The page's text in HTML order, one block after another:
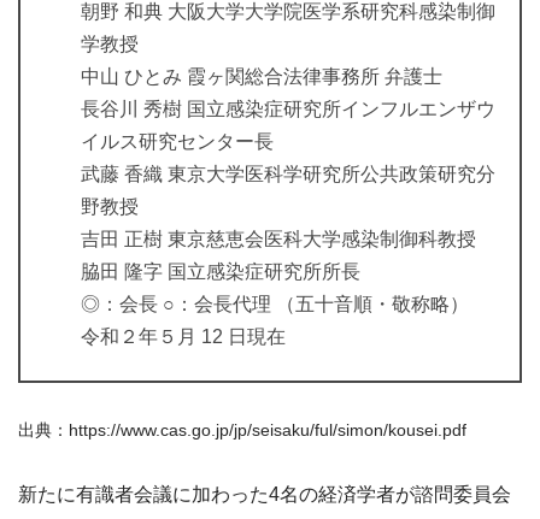
朝野 和典 大阪大学大学院医学系研究科感染制御
学教授
中山 ひとみ 霞ヶ関総合法律事務所 弁護士
長谷川 秀樹 国立感染症研究所インフルエンザウ
イルス研究センター長
武藤 香織 東京大学医科学研究所公共政策研究分
野教授
吉田 正樹 東京慈恵会医科大学感染制御科教授
脇田 隆字 国立感染症研究所所長
◎：会長 ○：会長代理 （五十音順・敬称略）
令和２年５月 12 日現在
出典：https://www.cas.go.jp/jp/seisaku/ful/simon/kousei.pdf
新たに有識者会議に加わった4名の経済学者が諮問委員会